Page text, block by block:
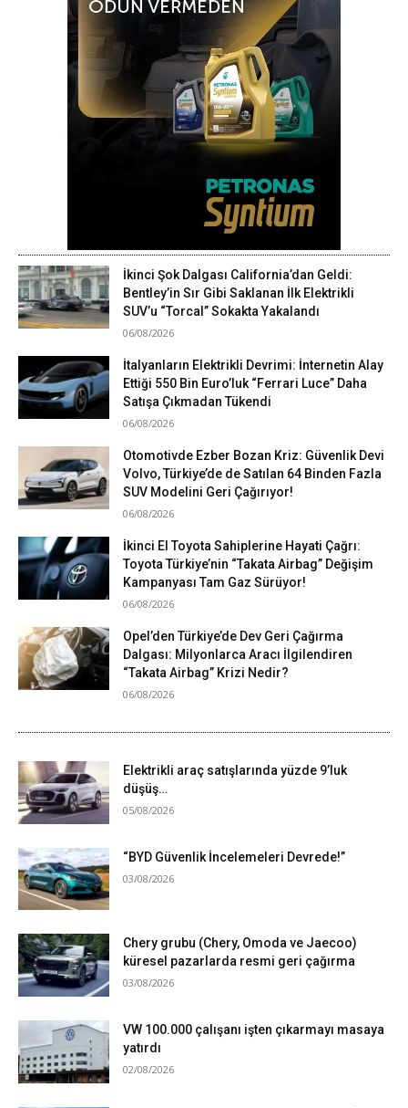
İkinci Şok Dalgası California’dan Geldi:
Bentley’in Sır Gibi Saklanan İlk Elektrikli
SUV’u “Torcal” Sokakta Yakalandı
06/08/2026
İtalyanların Elektrikli Devrimi: İnternetin Alay
Ettiği 550 Bin Euro’luk “Ferrari Luce” Daha
Satışa Çıkmadan Tükendi
06/08/2026
Otomotivde Ezber Bozan Kriz: Güvenlik Devi
Volvo, Türkiye’de de Satılan 64 Binden Fazla
SUV Modelini Geri Çağırıyor!
06/08/2026
İkinci El Toyota Sahiplerine Hayati Çağrı:
Toyota Türkiye’nin “Takata Airbag” Değişim
Kampanyası Tam Gaz Sürüyor!
06/08/2026
Opel’den Türkiye’de Dev Geri Çağırma
Dalgası: Milyonlarca Aracı İlgilendiren
“Takata Airbag” Krizi Nedir?
06/08/2026
Elektrikli araç satışlarında yüzde 9’luk
düşüş…
05/08/2026
“BYD Güvenlik İncelemeleri Devrede!”
03/08/2026
Chery grubu (Chery, Omoda ve Jaecoo)
küresel pazarlarda resmi geri çağırma
03/08/2026
VW 100.000 çalışanı işten çıkarmayı masaya
yatırdı
02/08/2026